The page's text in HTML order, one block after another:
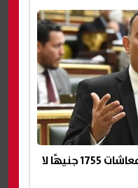
النائب فريدي البياضي يحذر: معاشات 1755 جنيهًا لا